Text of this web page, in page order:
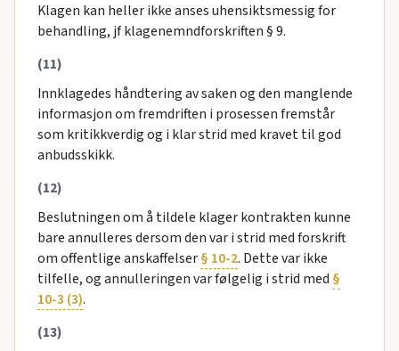
Klagen kan heller ikke anses uhensiktsmessig for
behandling, jf klagenemndforskriften § 9.
(11)
Innklagedes håndtering av saken og den manglende
informasjon om fremdriften i prosessen fremstår
som kritikkverdig og i klar strid med kravet til god
anbudsskikk.
(12)
Beslutningen om å tildele klager kontrakten kunne
bare annulleres dersom den var i strid med forskrift
om offentlige anskaffelser§ 10-2. Dette var ikke
tilfelle, og annulleringen var følgelig i strid med §
10-3 (3).
(13)